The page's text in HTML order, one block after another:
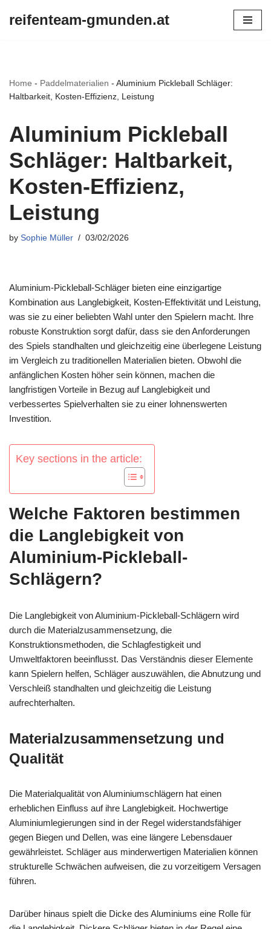
reifenteam-gmunden.at
Home - Paddelmaterialien - Aluminium Pickleball Schläger:
Haltbarkeit, Kosten-Effizienz, Leistung
Aluminium Pickleball
Schläger: Haltbarkeit,
Kosten-Effizienz,
Leistung
by Sophie Müller 03/02/2026
Aluminium-Pickleball-Schläger bieten eine einzigartige
Kombination aus Langlebigkeit, Kosten-Effektivität und Leistung,
was sie zu einer beliebten Wahl unter den Spielern macht. Ihre
robuste Konstruktion sorgt dafür, dass sie den Anforderungen
des Spiels standhalten und gleichzeitig eine überlegene Leistung
im Vergleich zu traditionellen Materialien bieten. Obwohl die
anfänglichen Kosten höher sein können, machen die
langfristigen Vorteile in Bezug auf Langlebigkeit und
verbessertes Spielverhalten sie zu einer lohnenswerten
Investition.
Key sections in the article:
Welche Faktoren bestimmen
die Langlebigkeit von
Aluminium-Pickleball-
Schlägern?
Die Langlebigkeit von Aluminium-Pickleball-Schlägern wird
durch die Materialzusammensetzung, die
Konstruktionsmethoden, die Schlagfestigkeit und
Umweltfaktoren beeinflusst. Das Verständnis dieser Elemente
kann Spielern helfen, Schläger auszuwählen, die Abnutzung und
Verschleiß standhalten und gleichzeitig die Leistung
aufrechterhalten.
Materialzusammensetzung und
Qualität
Die Materialqualität von Aluminiumschlägern hat einen
erheblichen Einfluss auf ihre Langlebigkeit. Hochwertige
Aluminiumlegierungen sind in der Regel widerstandsfähiger
gegen Biegen und Dellen, was eine längere Lebensdauer
gewährleistet. Schläger aus minderwertigen Materialien können
strukturelle Schwächen aufweisen, die zu vorzeitigem Versagen
führen.
Darüber hinaus spielt die Dicke des Aluminiums eine Rolle für